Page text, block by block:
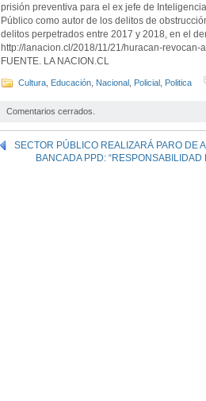
prisión preventiva para el ex jefe de
Público como autor de los delitos de
delitos perpetrados entre 2017 y 2018, en el
http://lanacion.cl/2018/11/21/huracan-
FUENTE. LA NACION.CL
Cultura Educación Nacional Policial Politica
Comentarios cerrados.
SECTOR PÚBLICO REALIZARÁ PARO DE
BANCADA PPD: